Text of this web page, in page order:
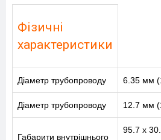
Фізичні
характеристики
Діаметр трубопроводу 6.35 мм
Діаметр трубопроводу 12.7 мм
Габарити внутрішнього
95.7 x